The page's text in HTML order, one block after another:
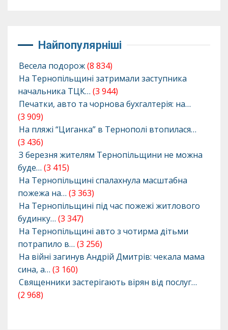
Найпопулярніші
Весела подорож(8 834)
На Тернопільщині затримали заступника
начальника ТЦК… (3 944)
Печатки, авто та чорнова бухгалтерія: на…
(3 909)
На пляжі “Циганка” в Тернополі втопилася…
(3 436)
З березня жителям Тернопільщини не можна
буде… (3 415)
На Тернопільщині спалахнула масштабна
пожежа на… (3 363)
На Тернопільщині під час пожежі житлового
будинку… (3 347)
На Тернопільщині авто з чотирма дітьми
потрапило в… (3 256)
На війні загинув Андрій Дмитрів: чекала мама
сина, а… (3 160)
Священники застерігають вірян від послуг…
(2 968)